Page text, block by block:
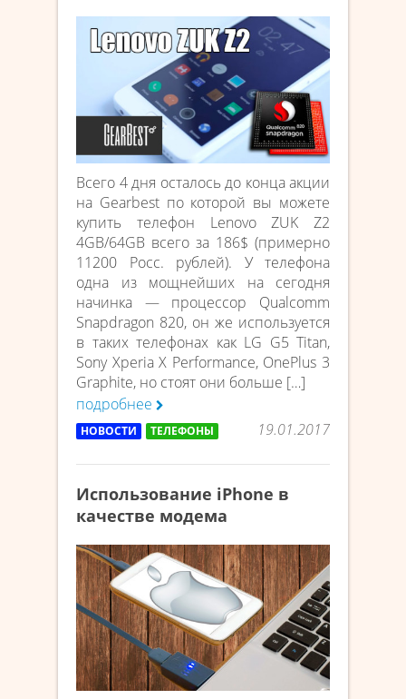
Всего 4 дня осталось до конца акции
на Gearbest по которой вы можете
купить телефон Lenovo ZUK Z2
4GB/64GB всего за 186$ (примерно
11200 Росс. рублей). У телефона
одна из мощнейших на сегодня
начинка — процессор Qualcomm
Snapdragon 820, он же используется
в таких телефонах как LG G5 Titan,
Sony Xperia X Performance, OnePlus 3
Graphite, но стоят они больше […]
подробнее
НОВОСТИ ТЕЛЕФОНЫ 19.01.2017
Использование iPhone в
качестве модема